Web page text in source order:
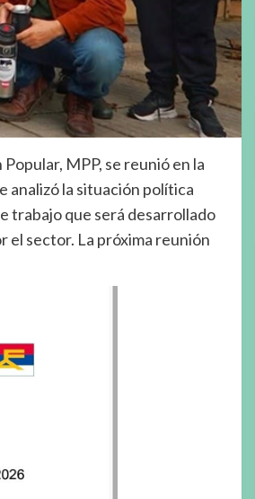
MPP, se reunió en la
analizó la situación política
trabajo que será desarrollado
el sector. La próxima reunión